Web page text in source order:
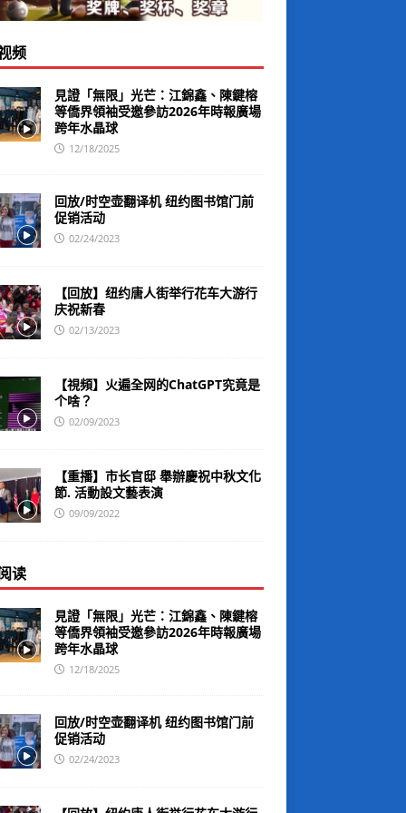
频
見證「無限」光芒：江錦鑫、陳鍵榕
等僑界領袖受邀參訪2026年時報廣場
跨年水晶球
12/18/2025
回放/时空壶翻译机 纽约图书馆门前
促销活动
02/24/2023
【回放】纽约唐人街举行花车大游行
庆祝新春
02/13/2023
【視頻】火遍全网的ChatGPT究竟是
个啥？
02/09/2023
【重播】市长官邸 舉辦慶祝中秋文化
節. 活動設文藝表演
09/09/2022
读
見證「無限」光芒：江錦鑫、陳鍵榕
等僑界領袖受邀參訪2026年時報廣場
跨年水晶球
12/18/2025
回放/时空壶翻译机 纽约图书馆门前
促销活动
02/24/2023